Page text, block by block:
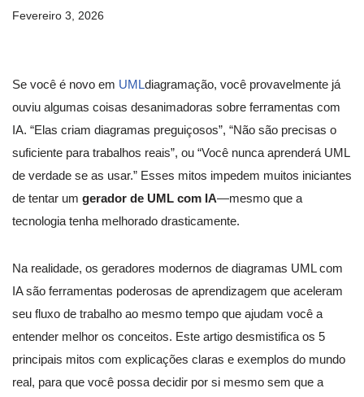
Fevereiro 3, 2026
Se você é novo em UMLdiagramação, você provavelmente já
ouviu algumas coisas desanimadoras sobre ferramentas com
IA. “Elas criam diagramas preguiçosos”, “Não são precisas o
suficiente para trabalhos reais”, ou “Você nunca aprenderá UML
de verdade se as usar.” Esses mitos impedem muitos iniciantes
de tentar um gerador de UML com IA—mesmo que a
tecnologia tenha melhorado drasticamente.
Na realidade, os geradores modernos de diagramas UML com
IA são ferramentas poderosas de aprendizagem que aceleram
seu fluxo de trabalho ao mesmo tempo que ajudam você a
entender melhor os conceitos. Este artigo desmistifica os 5
principais mitos com explicações claras e exemplos do mundo
real, para que você possa decidir por si mesmo sem que a